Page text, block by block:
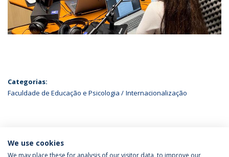
Categorias:
Faculdade de Educação e Psicologia
Internacionalização
ÚLTIMAS NOTÍCIAS
We use cookies
We may place these for analysis of our visitor data, to improve our